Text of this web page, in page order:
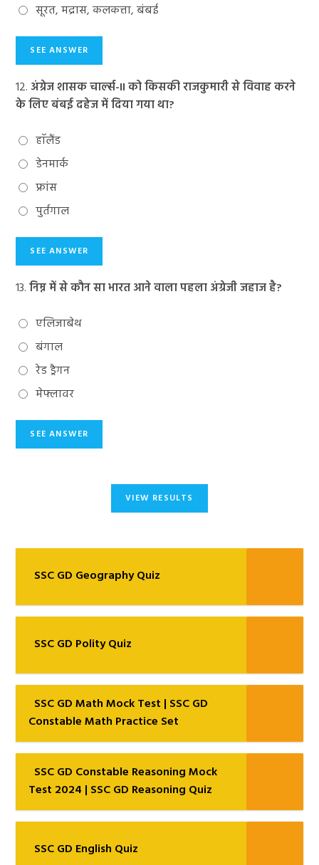
सूरत, मद्रास, कलकत्ता, बंबई
12. अंग्रेज शासक चार्ल्स-II को किसकी राजकुमारी से विवाह करने
के लिए बंबई दहेज में दिया गया था?
हाॅलैंड
डेनमार्क
फ्रांस
पुर्तगाल
13.निम्न में से कौन सा भारत आने वाला पहला अंग्रेजी जहाज है?
एलिजाबेथ
बंगाल
रेड ड्रैगन
मेफ्लावर
SSC GD Geography Quiz
SSC GD Polity Quiz
SSC GD Math Mock Test | SSC GD
Constable Math Practice Set
SSC GD Constable Reasoning Mock
Test 2024 | SSC GD Reasoning Quiz
SSC GD English Quiz